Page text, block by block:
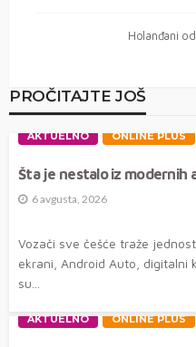
Holanđani
PROČITAJTE JOŠ
AKTUELNO ONLINE PLUS
Šta je nestalo iz modernih
6 avgusta, 2026
Vozači sve češće traže
ekrani, Android Auto, digitalni
su...
AKTUELNO ONLINE PLUS